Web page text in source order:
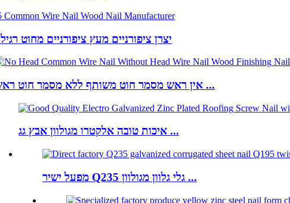
Q195 יצרן ציפורניים מעץ ציפורניים מחוט רגיל
אין ראש מסמר חוט משותף ללא מסמר חוט ראש ...
איכות טובה אלקטרו מגולוון אבץ גג ...
מפעל ישיר Q235 גלי גלוון מגולוון ...